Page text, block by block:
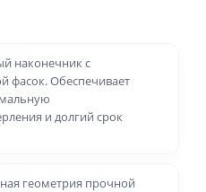
наконечник с
фасок. Обеспечивает
и долгий срок
геометрия прочной